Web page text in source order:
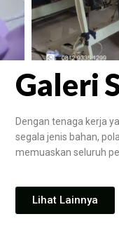
Galeri
Dengan tenaga kerja
segala jenis bahan,
memuaskan seluruh
Lihat Lainnya